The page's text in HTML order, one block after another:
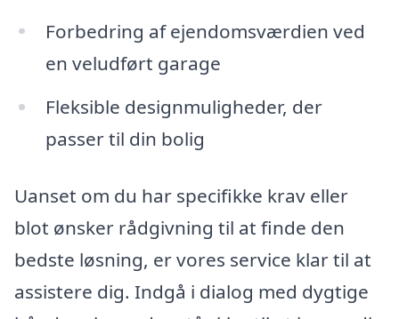
Forbedring af ejendomsværdien ved
en veludført garage
Fleksible designmuligheder, der
passer til din bolig
Uanset om du har specifikke krav eller
blot ønsker rådgivning til at finde den
bedste løsning, er vores service klar til at
assistere dig. Indgå i dialog med dygtige